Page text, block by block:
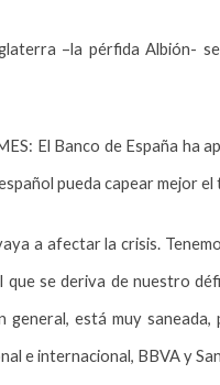
–la pérfida Albión-
El Banco de España ha
pueda capear mejor el
a afectar la crisis.
que se deriva de nuestro
general, está muy
e internacional, BBVA y